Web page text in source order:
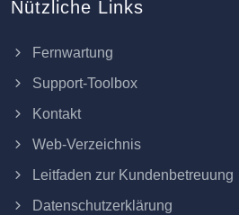
Nützliche Links
Fernwartung
Support-Toolbox
Kontakt
Web-Verzeichnis
Leitfaden zur Kundenbetreuung
Datenschutzerklärung